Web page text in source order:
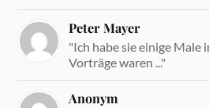
Peter Mayer
"Ich habe sie einige Male
Vorträge waren ..."
Anonym